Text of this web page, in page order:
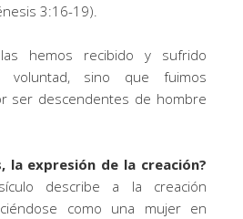
3:16-19).
las hemos recibido y sufrido
sino que fuimos
ser descendentes de hombre
la expresión de la creación?
describe a la creación
como una mujer en